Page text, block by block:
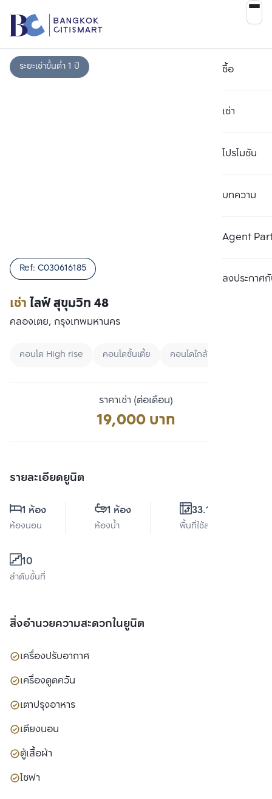
ซื้อ
เช่า
โปรโมชัน
บทความ
Agent
ลงประกาศกั
ระยะเช่าขั้นต่ำ 1 ปี
เช่าไลฟ์ สุขุมวิท 48
Ref: C030616185
คลองเตย, กรุงเทพมหานคร
คอนโด High rise คอนโดชั้นเตี้ย คอนโดใกล้ทางด่วน
ราคาเช่า (ต่อเดือน)
19,000 บาท
รายละเอียดยูนิต
1 ห้อง
ห้องนอน
1 ห้อง
ห้องน้ำ
33.12 ตร.ม.
พื้นที่ใช้สอย
10
ลำดับชั้นที่
สิ่งอำนวยความสะดวกในยูนิต
เครื่องปรับอากาศ
เครื่องดูดควัน
เตาปรุงอาหาร
เตียงนอน
ตู้เสื้อผ้า
โซฟา
เปรียบเทียบ